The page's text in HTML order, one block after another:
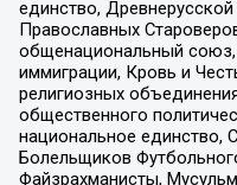
единство,
Православных
общенациональный союз,
иммиграции, Кровь и
религиозных
общественного
национальное единство,
Болельщиков
Файзрахманисты,